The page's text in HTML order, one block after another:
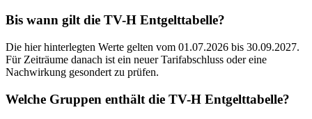
Bis wann gilt die TV-H Entgelttabelle?
Die hier hinterlegten Werte gelten vom 01.07.2026 bis 30.09.2027.
Für Zeiträume danach ist ein neuer Tarifabschluss oder eine
Nachwirkung gesondert zu prüfen.
Welche Gruppen enthält die TV-H Entgelttabelle?